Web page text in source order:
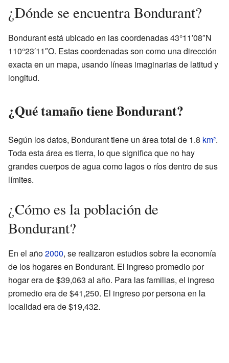
¿Dónde se encuentra Bondurant?
Bondurant está ubicado en las coordenadas 43°11′08″N
110°23′11″O. Estas coordenadas son como una dirección
exacta en un mapa, usando líneas imaginarias de latitud y
longitud.
¿Qué tamaño tiene Bondurant?
Según los datos, Bondurant tiene un área total de 1.8 km².
Toda esta área es tierra, lo que significa que no hay
grandes cuerpos de agua como lagos o ríos dentro de sus
límites.
¿Cómo es la población de
Bondurant?
En el año2000, se realizaron estudios sobre la economía
de los hogares en Bondurant. El ingreso promedio por
hogar era de $39,063 al año. Para las familias, el ingreso
promedio era de $41,250. El ingreso por persona en la
localidad era de $19,432.